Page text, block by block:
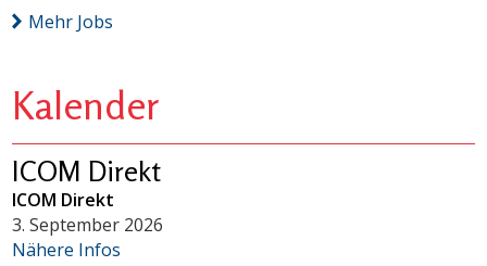
Mehr Jobs
Kalender
ICOM Direkt
ICOM Direkt
3. September 2026
Nähere Infos